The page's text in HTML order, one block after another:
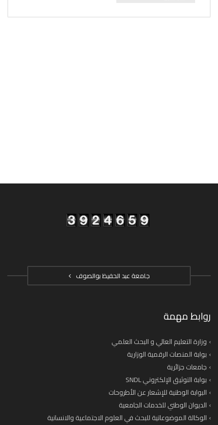
جامعة عبد الحفيظ بوالصوف
روابط مهمة
وزارة التعليم العالي و البحث العلمي
بوابة المنصات الرقمية الوزارية
جامعات جزائرية
بوابة التوثيق الإلكتروني SNDL
البوابة الوطنية للإشعار عن الأطروحات
الديوان الوطني للخدمات الجامعية
الوكالة الموضوعاتية للبحث في العلوم الاجتماعية والانسانية